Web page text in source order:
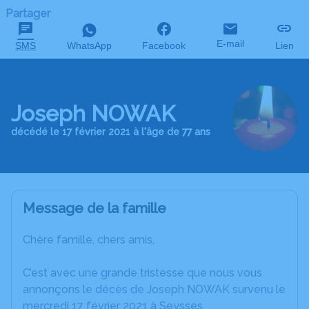
Partager
SMS WhatsApp Facebook E-mail Lien
Joseph NOWAK
décédé le 17 février 2021 à l'âge de 77 ans
Message de la famille
Chère famille, chers amis,
C’est avec une grande tristesse que nous vous
annonçons le décès de Joseph NOWAK survenu le
mercredi 17 février 2021 à Seysses.